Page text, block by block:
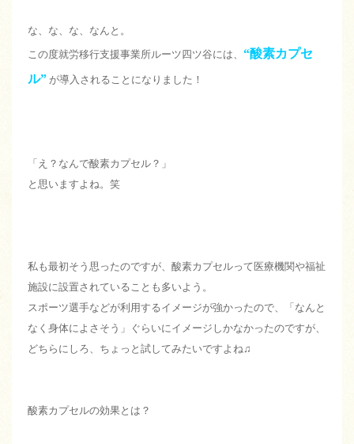
な、な、な、なんと。
この度就労移行支援事業所ルーツ四ツ谷には、 “酸素カプセ
ル” が導入されることになりました！
「え？なんで酸素カプセル？」
と思いますよね。笑
私も最初そう思ったのですが、酸素カプセルって医療機関や福祉
施設に設置されていることも多いよう。
スポーツ選手などが利用するイメージが強かったので、「なんと
なく身体によさそう」ぐらいにイメージしかなかったのですが、
どちらにしろ、ちょっと試してみたいですよね♫
酸素カプセルの効果とは？